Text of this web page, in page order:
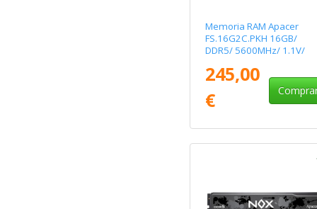
Memoria RAM Apacer
FS.16G2C.PKH 16GB/
DDR5/ 5600MHz/ 1.1V/
245,00
€